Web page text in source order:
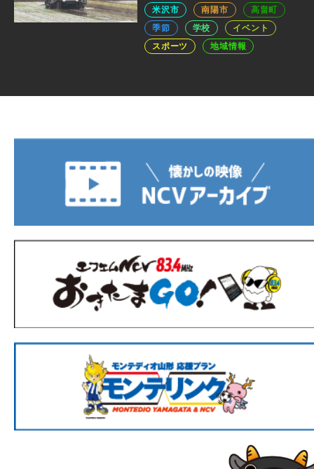
米沢市 南陽市
高畠町
季節
学校
イベント
スポーツ
地域情報